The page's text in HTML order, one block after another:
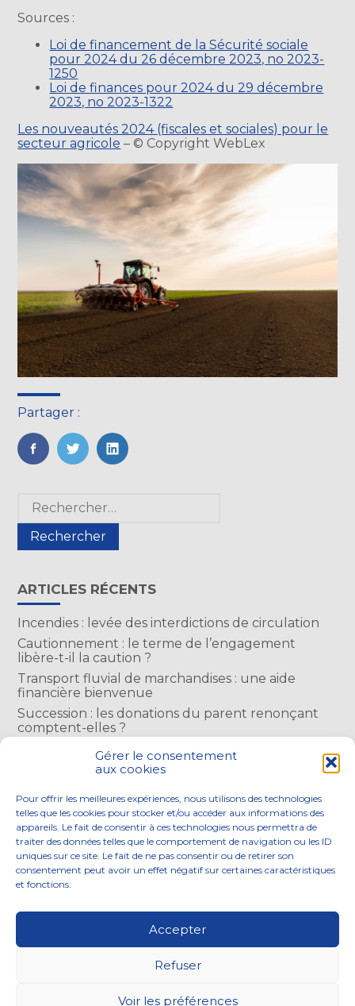
Gérer le consentement
aux cookies
Pour offrir les meilleures expériences, nous utilisons des technologies
telles que les cookies pour stocker et/ou accéder aux informations des
appareils. Le fait de consentir à ces technologies nous permettra de
traiter des données telles que le comportement de navigation ou les ID
uniques sur ce site. Le fait de ne pas consentir ou de retirer son
consentement peut avoir un effet négatif sur certaines caractéristiques
et fonctions.
Accepter
Refuser
Voir les préférences
Sources :
Loi de financement de la Sécurité sociale
pour 2024 du 26 décembre 2023, no 2023-
1250
Loi de finances pour 2024 du 29 décembre
2023, no 2023-1322
Les nouveautés 2024 (fiscales et sociales) pour le
secteur agricole – © Copyright WebLex
Partager :
FaceBook
TwitterLinkedIn
Blog
sidebar
Rechercher :
ARTICLES RÉCENTS
Incendies : levée des interdictions de circulation
Cautionnement : le terme de l’engagement
libère-t-il la caution ?
Transport fluvial de marchandises : une aide
financière bienvenue
Succession : les donations du parent renonçant
comptent-elles ?
Encadrement des loyers : une année de plus
COMMENTAIRES RÉCENTS
FooterNOS ENGAGEMENTS
SOLUTIONS NUMÉRIQUES
ACTUALITÉS
NOUS REJOINDRE
CONTACTEZ-NOUS